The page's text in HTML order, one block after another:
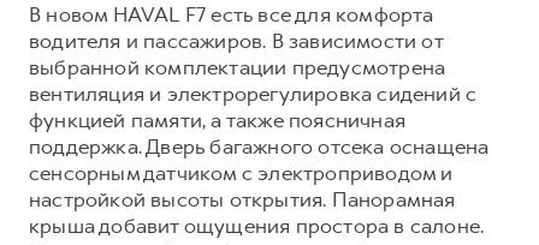
В новом HAVAL F7 есть все для комфорта
водителя и пассажиров. В зависимости от
выбранной комплектации предусмотрена
вентиляция и электрорегулировка сидений с
функцией памяти, а также поясничная
поддержка. Дверь багажного отсека оснащена
сенсорным датчиком с электроприводом и
настройкой высоты открытия. Панорамная
крыша добавит ощущения простора в салоне.